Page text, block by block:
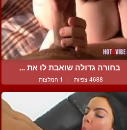
בחורה גדולה שואבת לו את ...
4688 צפיות | 1 המלצות